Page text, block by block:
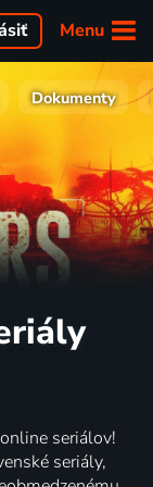
Menu
Dokumenty
seriálov!
seriály,